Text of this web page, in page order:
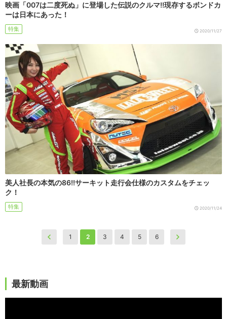
映画「007は二度死ぬ」に登場した伝説のクルマ!!現存するボンドカ
ーは日本にあった！
特集 2020/11/27
美人社長の本気の86!!サーキット走行会仕様のカスタムをチェッ
ク！
特集 2020/11/24
1 2 3 4 5 6
最新動画